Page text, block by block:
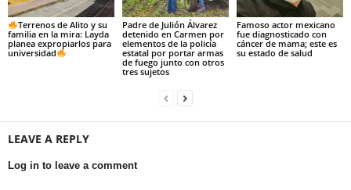
Terrenos de Alito y su
familia en la mira: Layda
planea expropiarlos para
universidad
Padre de Julión Álvarez
detenido en Carmen por
elementos de la policía
estatal por portar armas
de fuego junto con otros
tres sujetos
Famoso actor mexicano
fue diagnosticado con
cáncer de mama; este es
su estado de salud
LEAVE A REPLY
Log in to leave a comment